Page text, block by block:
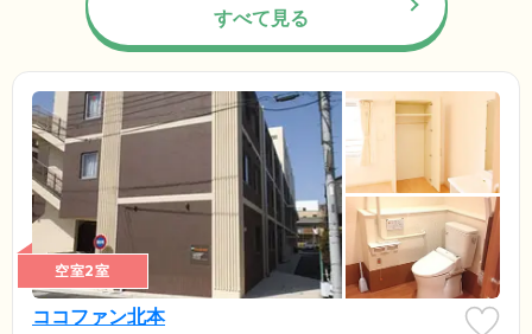
すべて見る
空室2室
ココファン北本